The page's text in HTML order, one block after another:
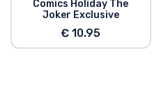
Comics Holiday The
Joker Exclusive
€ 10.95
Gamer izdelki